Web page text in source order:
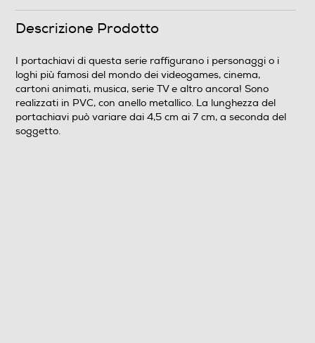
Informazioni sulla sicurezza del prodotto
Clicca qui
Descrizione Prodotto
I portachiavi di questa serie raffigurano i personaggi o i
loghi più famosi del mondo dei videogames, cinema,
cartoni animati, musica, serie TV e altro ancora! Sono
realizzati in PVC, con anello metallico. La lunghezza del
portachiavi può variare dai 4,5 cm ai 7 cm, a seconda del
soggetto.